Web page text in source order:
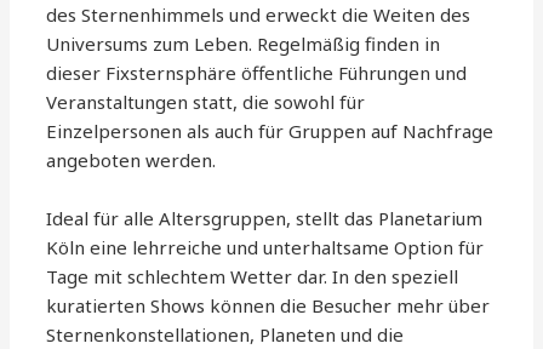
des Sternenhimmels und erweckt die Weiten des
Universums zum Leben. Regelmäßig finden in
dieser Fixsternsphäre öffentliche Führungen und
Veranstaltungen statt, die sowohl für
Einzelpersonen als auch für Gruppen auf Nachfrage
angeboten werden.
Ideal für alle Altersgruppen, stellt das Planetarium
Köln eine lehrreiche und unterhaltsame Option für
Tage mit schlechtem Wetter dar. In den speziell
kuratierten Shows können die Besucher mehr über
Sternenkonstellationen, Planeten und die